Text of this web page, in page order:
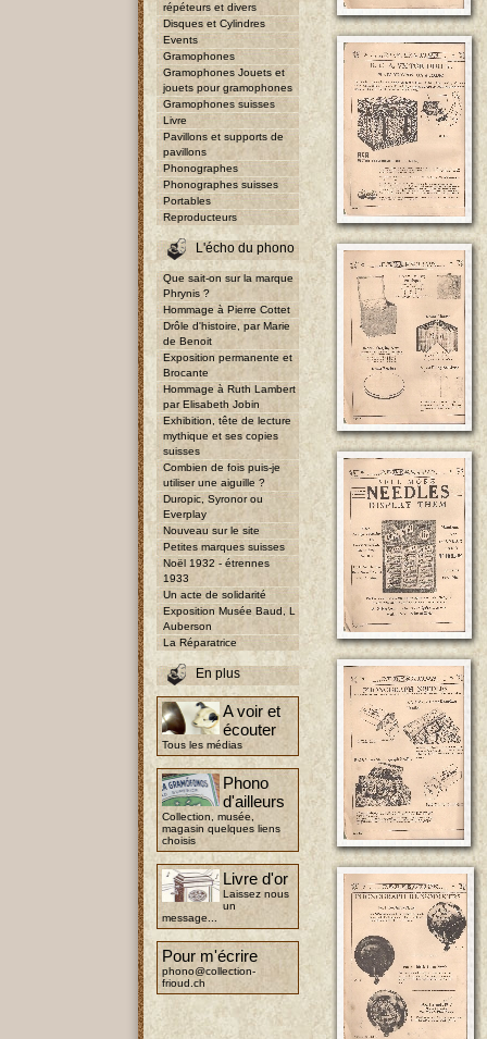
répéteurs et divers
Disques et Cylindres
Events
Gramophones
Gramophones Jouets et
jouets pour gramophones
Gramophones suisses
Livre
Pavillons et supports de
pavillons
Phonographes
Phonographes suisses
Portables
Reproducteurs
L'écho du phono
Que sait-on sur la marque
Phrynis ?
Hommage à Pierre Cottet
Drôle d'histoire, par Marie
de Benoit
Exposition permanente et
Brocante
Hommage à Ruth Lambert
par Elisabeth Jobin
Exhibition, tête de lecture
mythique et ses copies
suisses
Combien de fois puis-je
utiliser une aiguille ?
Duropic, Syronor ou
Everplay
Nouveau sur le site
Petites marques suisses
Noël 1932 - étrennes
1933
Un acte de solidarité
Exposition Musée Baud, L
Auberson
La Réparatrice
En plus
A voir et
écouter
Tous les médias
Phono
d'ailleurs
Collection, musée,
magasin quelques liens
choisis
Livre d'or
Laissez nous
un
message...
Pour m'écrire
phono@collection-
frioud.ch